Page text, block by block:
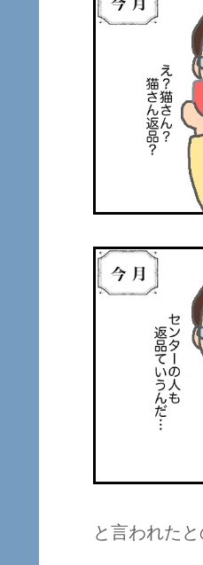
と言われたと